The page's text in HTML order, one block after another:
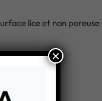
lice et non
×